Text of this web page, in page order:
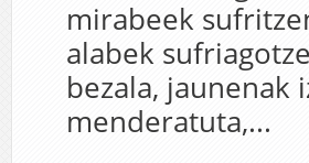
mirabeek
alabek
bezala, jaunenak
menderatuta,...